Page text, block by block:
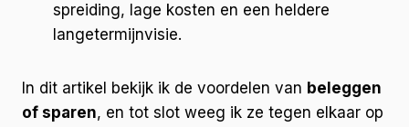
spreiding, lage kosten en een heldere
langetermijnvisie.
In dit artikel bekijk ik de voordelen van beleggen
of sparen, en tot slot weeg ik ze tegen elkaar op